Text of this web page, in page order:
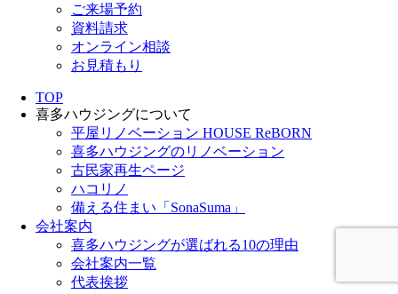
ご来場予約
資料請求
オンライン相談
お見積もり
TOP
喜多ハウジングについて
平屋リノベーション HOUSE ReBORN
喜多ハウジングのリノベーション
古民家再生ページ
ハコリノ
備える住まい「SonaSuma」
会社案内
喜多ハウジングが選ばれる10の理由
会社案内一覧
代表挨拶